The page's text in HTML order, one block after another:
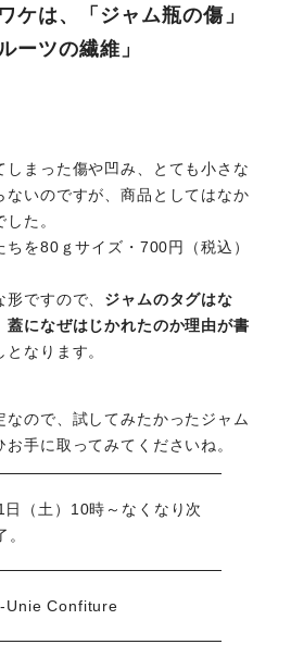
ケは、「ジャム瓶の傷」
ーツの繊維」
しまった傷や凹み、とても小さな
ないのですが、商品としてはなか
た。
を80ｇサイズ・700円（税込）
ですので、 ジャムのタグはな
蓋になぜはじかれたのか理由が書
となります。
なので、試してみたかったジャム
手に取ってみてくださいね。
日（土）10時～なくなり次
。
Unie Confiture